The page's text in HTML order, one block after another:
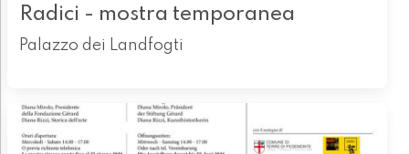
Radici - mostra temporanea
Palazzo dei Landfogti